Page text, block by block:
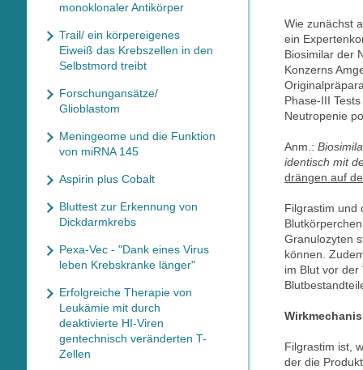
Wie zunächst
ein
Biosimilar der
Konzerns
Phase-III
Neutropenie
Anm.:
identisch mit
drängen auf
Filgrastim und
Granulozyten
können.
im Blut vor
Filgrastim ist,
der die
monoklonaler Antikörper
Trail/ ein körpereigenes
Eiweiß das Krebszellen in den
Selbstmord treibt
Forschungansätze/
Glioblastom
Meningeome und die Funktion
von miRNA 145
Aspirin plus Cobalt
Bluttest zur Erkennung von
Dickdarmkrebs
Pexa-Vec - "Dank eines Virus
leben Krebskranke länger"
Erfolgreiche Therapie von
Leukämie mit durch
deaktivierte HI-Viren
gentechnisch veränderten T-
Zellen